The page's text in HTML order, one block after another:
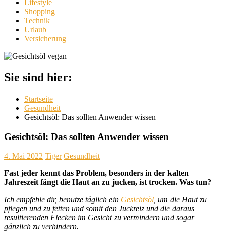
Lifestyle
Shopping
Technik
Urlaub
Versicherung
Sie sind hier:
Startseite
Gesundheit
Gesichtsöl: Das sollten Anwender wissen
Gesichtsöl: Das sollten Anwender wissen
4. Mai 2022 Tiger Gesundheit
Fast jeder kennt das Problem, besonders in der kalten
Jahreszeit fängt die Haut an zu jucken, ist trocken. Was tun?
Ich empfehle dir, benutze täglich ein Gesichtsöl , um die Haut zu
pflegen und zu fetten und somit den Juckreiz und die daraus
resultierenden Flecken im Gesicht zu vermindern und sogar
gänzlich zu verhindern.